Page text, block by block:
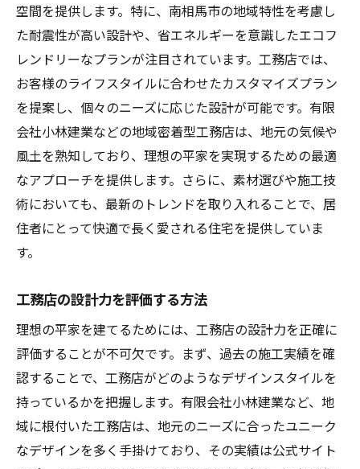
空間を提供します。特に、南相馬市の地域特性を考慮し
た耐震性が高い設計や、省エネルギーを意識したエコフ
レンドリーなプランが注目されています。工務店では、
お客様のライフスタイルに合わせたカスタマイズプラン
を提案し、個々のニーズに応じた設計が可能です。有限
会社小林建業などの地域密着型工務店は、地元の気候や
風土を熟知しており、理想の平家を実現するための最適
なアプローチを提供します。さらに、素材選びや施工技
術においても、最新のトレンドを取り入れることで、居
住者にとって快適で長く愛される住宅を提供していま
す。
工務店の設計力を評価する方法
理想の平家を建てるためには、工務店の設計力を正確に
評価することが不可欠です。まず、過去の施工実績を確
認することで、工務店がどのようなデザインスタイルを
持っているかを把握します。有限会社小林建業など、地
域に根付いた工務店は、地元のニーズに合ったユニーク
なデザインを多く手掛けており、その実績は公式サイト